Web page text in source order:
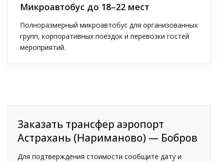
Микроавтобус до 18–22 мест
Полноразмерный микроавтобус для организованных
групп, корпоративных поездок и перевозки гостей
мероприятий.
Заказать трансфер аэропорт
Астрахань (Нариманово) — Бобров
Для подтверждения стоимости сообщите дату и